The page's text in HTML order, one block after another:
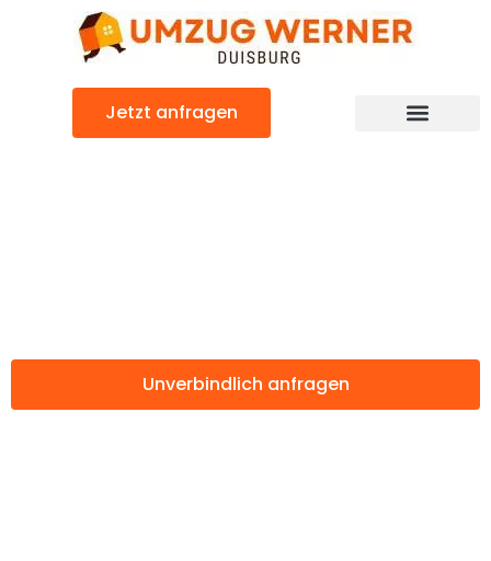
Jetzt anfragen
Unverbindlich anfragen